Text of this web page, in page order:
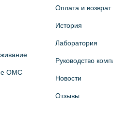
ОМС
Оплата и возврат
История
Лаборатория
Руководство
Новости
Отзывы